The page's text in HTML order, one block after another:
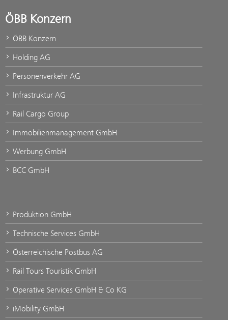
ÖBB Konzern
ÖBB Konzern
Holding AG
Personenverkehr AG
Infrastruktur AG
Rail Cargo Group
Immobilienmanagement GmbH
Werbung GmbH
BCC GmbH
Produktion GmbH
Technische Services GmbH
Österreichische Postbus AG
Rail Tours Touristik GmbH
Operative Services GmbH & Co KG
iMobility GmbH